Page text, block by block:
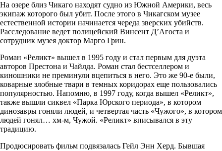
На озере близ Чикаго находят судно из Южной Америки, весь
экипаж которого был убит. После этого в Чикагском музее
естественной истории начинается череда зверских убийств.
Расследование ведет полицейский Винсент Д’Агоста и
сотрудник музея доктор Марго Грин.
Роман «Реликт» вышел в 1995 году и стал первым для дуэта
авторов Престона и Чайлда. Роман стал бестселлером и
киношники не преминули вцепиться в него. Это же 90-е были,
коварные злобные твари в темных коридорах еще пользовались
популярностью. Напомню, в 1997 году, когда вышел «Реликт»,
также вышли сиквел «Парка Юрского периода», в котором
динозавры гоняли людей, и четвертая часть «Чужого», в котором
людей гонял… хм-м, Чужой. «Реликт» вписывался в эту
традицию.
Продюсировать фильм подвязалась Гейл Энн Херд. Бывшая